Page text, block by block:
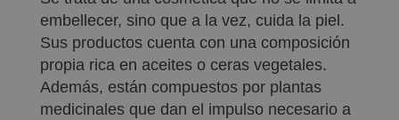
embellecer, sino que a la vez, cuida la piel.
Sus productos cuenta con una composición
propia rica en aceites o ceras vegetales.
Además, están compuestos por plantas
medicinales que dan el impulso necesario a